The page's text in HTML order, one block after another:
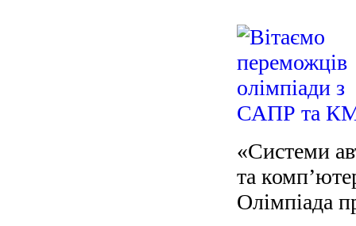
«Системи
та
Олімпіада